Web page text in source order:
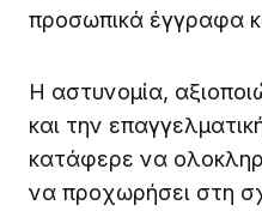
προσωπικά έγγραφα
Η αστυνομία,
και την
κατάφερε να
να προχωρήσει στη